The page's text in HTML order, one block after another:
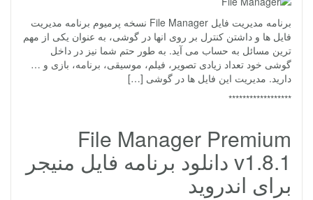
برنامه مدیریت فایل File Manager نسخه پرمیوم برنامه مدیریت
فایل ها و داشتن کنترل بر روی انها در گوشی، به عنوان یکی از مهم
ترین مسائل به حساب می آید. به طور حتم شما نیز در داخل
گوشی خود تعداد زیادی تصویر، فیلم، موسیقی، برنامه، بازی و …
دارید. مدیریت این فایل ها در گوشی […]
******************
File Manager Premium
v1.8.1 دانلود برنامه فایل منیجر
برای اندروید